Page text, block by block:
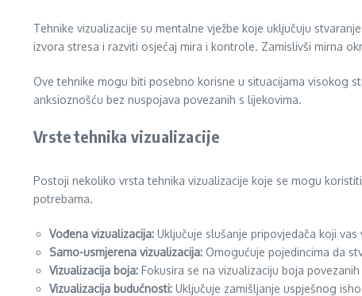
Tehnike vizualizacije su mentalne vježbe koje uključuju
izvora stresa i razviti osjećaj mira i kontrole. Zamislivši mirna
Ove tehnike mogu biti posebno korisne u situacijama visokog
anksioznošću bez nuspojava povezanih s lijekovima.
Vrste tehnika vizualizacije
Postoji nekoliko vrsta tehnika vizualizacije koje se mogu
potrebama.
Vođena vizualizacija: Uključuje slušanje pripovjedača koji
Samo-usmjerena vizualizacija: Omogućuje pojedincima da
Vizualizacija boja: Fokusira se na vizualizaciju boja
Vizualizacija budućnosti: Uključuje zamišljanje uspješnog